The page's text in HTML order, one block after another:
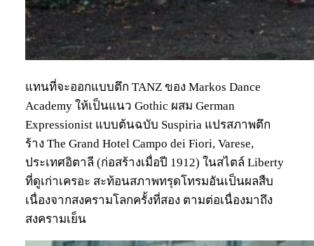
แทนที่จะออกแบบตึก TANZ ของ Markos Dance
Academy ให้เป็นแนว Gothic ผสม German
Expressionist แบบต้นฉบับ Suspiria แปรสภาพตึก
ร้าง The Grand Hotel Campo dei Fiori, Varese,
ประเทศอิตาลี (ก่อสร้างเมื่อปี 1912) ในสไตล์ Liberty
ที่ดูเก่าเครอะ สะท้อนสภาพทรุดโทรมอันเป็นผลสืบ
เนื่องจากสงครามโลกครั้งที่สอง ตามต่อเนื่องมาถึง
สงครามเย็น